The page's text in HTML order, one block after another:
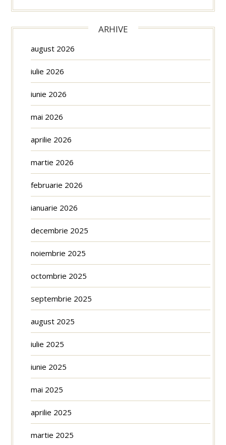
ARHIVE
august 2026
iulie 2026
iunie 2026
mai 2026
aprilie 2026
martie 2026
februarie 2026
ianuarie 2026
decembrie 2025
noiembrie 2025
octombrie 2025
septembrie 2025
august 2025
iulie 2025
iunie 2025
mai 2025
aprilie 2025
martie 2025